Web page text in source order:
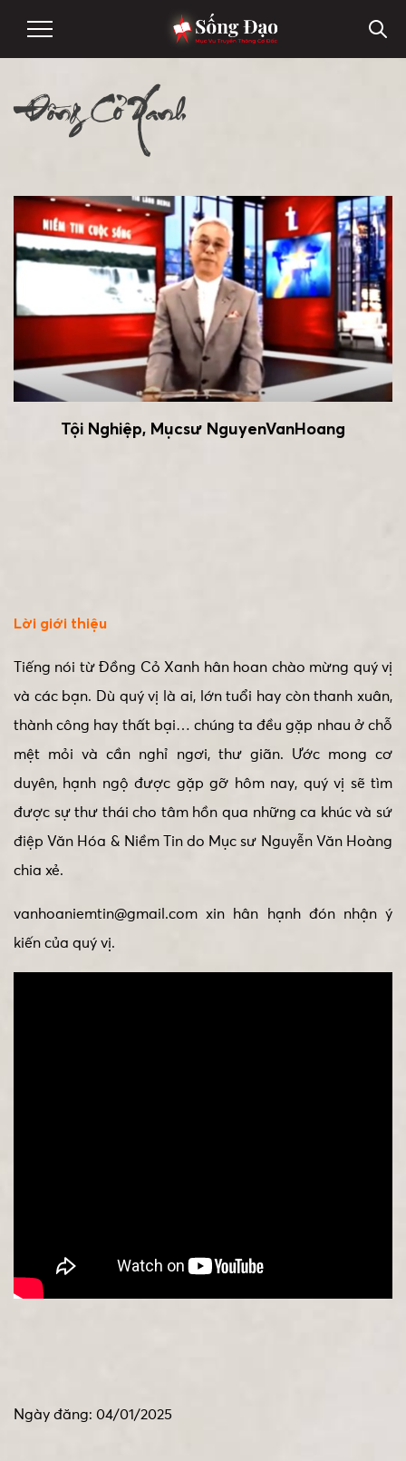
Đồng Cỏ Xanh
Tội Nghiệp, Mụcsư NguyenVanHoang
Lời giới thiệu
Tiếng nói từ Đồng Cỏ Xanh hân hoan chào mừng quý vị
và các bạn. Dù quý vị là ai, lớn tuổi hay còn thanh xuân,
thành công hay thất bại… chúng ta đều gặp nhau ở chỗ
mệt mỏi và cần nghỉ ngơi, thư giãn. Ước mong cơ
duyên, hạnh ngộ được gặp gỡ hôm nay, quý vị sẽ tìm
được sự thư thái cho tâm hồn qua những ca khúc và sứ
điệp Văn Hóa & Niềm Tin do Mục sư Nguyễn Văn Hoàng
chia xẻ.
vanhoaniemtin@gmail.com xin hân hạnh đón nhận ý
kiến của quý vị.
Ngày đăng: 04/01/2025